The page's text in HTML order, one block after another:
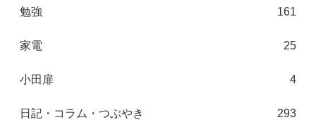
勉強 161
家電 25
小田扉 4
日記・コラム・つぶやき 293